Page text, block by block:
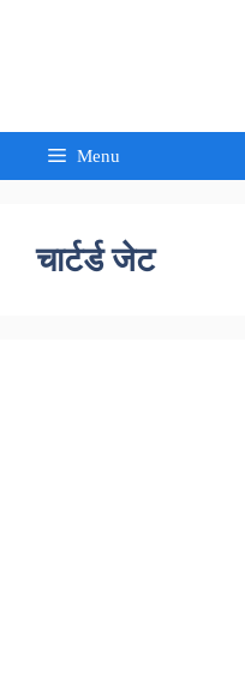
Menu
चार्टर्ड जेट